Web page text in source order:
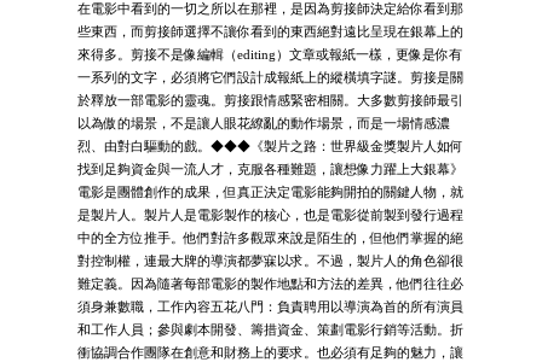
在電影中看到的一切之所以在那裡，是因為剪接師決定給你看到那
些東西，而剪接師選擇不讓你看到的東西絕對遠比呈現在銀幕上的
來得多。剪接不是像編輯（editing）文章或報紙一樣，更像是你有
一系列的文字，必須將它們設計成報紙上的縱橫填字謎。剪接是關
於釋放一部電影的靈魂。剪接跟情感緊密相關。大多數剪接師最引
以為傲的場景，不是讓人眼花繚亂的動作場景，而是一場情感濃
烈、由對白驅動的戲。◆◆◆《製片之路：世界級金獎製片人如何
找到足夠資金與一流人才，克服各種難題，讓想像力躍上大銀幕》
電影是團體創作的成果，但真正決定電影能夠開拍的關鍵人物，就
是製片人。製片人是電影製作的核心，也是電影從前製到發行過程
中的全方位推手。他們對許多觀眾來說是陌生的，但他們掌握的絕
對控制權，連最大牌的導演都夢寐以求。不過，製片人的角色卻很
難定義。因為隨著每部電影的製作地點和方法的差異，他們往往必
須身兼數職，工作內容五花八門：負責聘用以導演為首的所有演員
和工作人員；參與劇本開發、籌措資金、策劃電影行銷等活動。折
衝協調合作團隊在創意和財務上的要求。也必須有足夠的魅力，讓